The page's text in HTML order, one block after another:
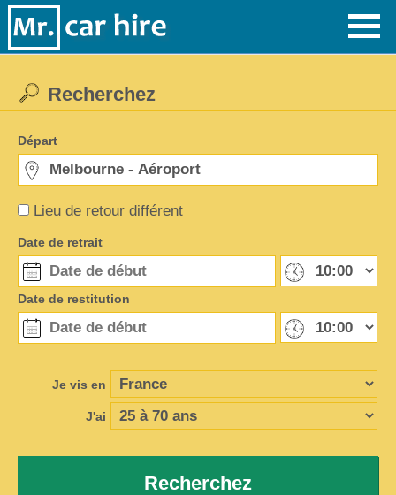
Lieu de retour différent
Recherchez
Départ
Date de retrait
Date de restitution
Je vis en
J'ai
Recherchez